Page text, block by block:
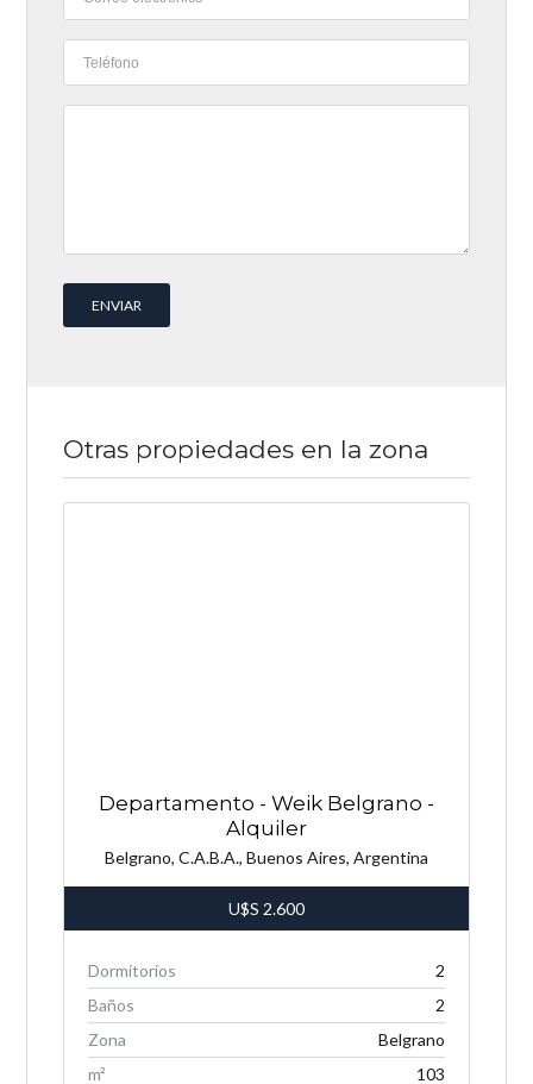
Otras propiedades en la zona
Departamento - Weik Belgrano -
Alquiler
Belgrano, C.A.B.A., Buenos Aires, Argentina
U$S 2.600
Dormitorios
2
Baños
2
Zona
Belgrano
m²
103